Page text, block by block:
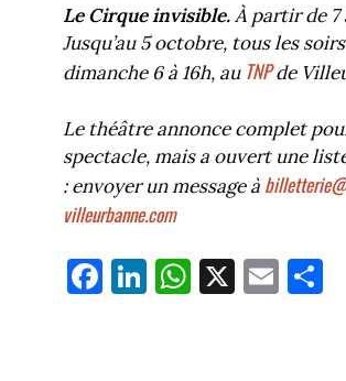
Le Cirque invisible.À partir de 7
Jusqu’au 5 octobre, tous les
dimanche 6 à 16h, au TNPde
Le théâtre annonce complet
spectacle, mais a ouvert une
: envoyer un message à
villeurbanne.com
Fa
ce
Li
nk
W
ha
X E
m
Pa
rt